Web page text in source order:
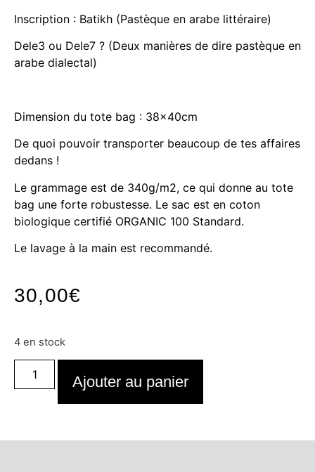
Inscription : Batikh (Pastèque en arabe littéraire)
Dele3 ou Dele7 ? (Deux manières de dire pastèque en
arabe dialectal)
Dimension du tote bag : 38x40cm
De quoi pouvoir transporter beaucoup de tes affaires
dedans !
Le grammage est de 340g/m2, ce qui donne au tote
bag une forte robustesse. Le sac est en coton
biologique certifié ORGANIC 100 Standard.
Le lavage à la main est recommandé.
30,00€
4 en stock
Ajouter au panier